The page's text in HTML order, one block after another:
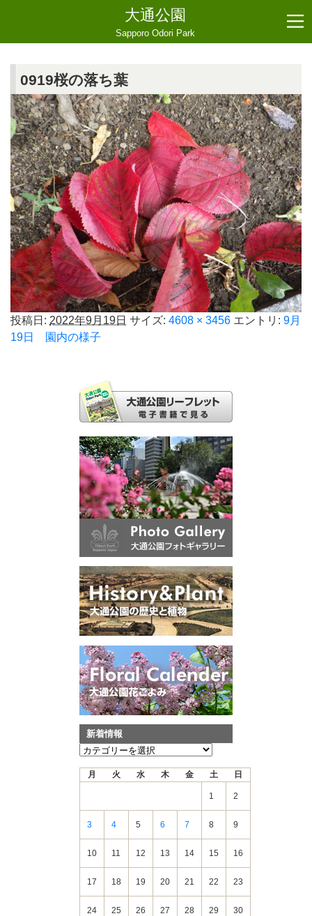
大通公園
Sapporo Odori Park
0919桜の落ち葉
投稿日: 2022年9月19日 サイズ: 4608 × 3456 エントリ: 9月
19日 園内の様子
新着情報
新
月 火 水 木 金 土 日
1 2
3 4 5 6 7 8 9
10 11 12 13 14 15 16
17 18 19 20 21 22 23
24 25 26 27 28 29 30